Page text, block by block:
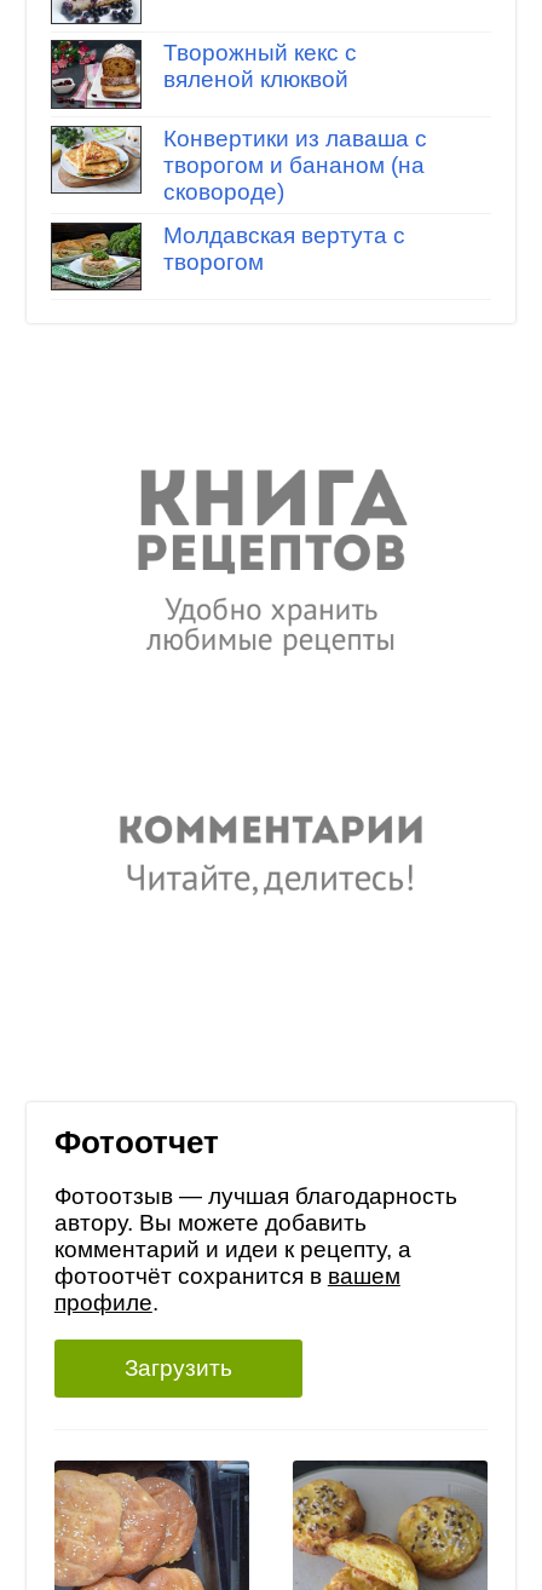
Творожный кекс с
вяленой клюквой
Конвертики из лаваша с
творогом и бананом (на
сковороде)
Молдавская вертута с
творогом
Фотоотчет
Фотоотзыв — лучшая благодарность
автору. Вы можете добавить
комментарий и идеи к рецепту, а
фотоотчёт сохранится в вашем
профиле.
Загрузить